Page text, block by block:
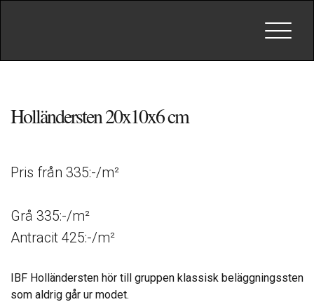
Toggle
Holländersten 20x10x6 cm
Pris från 335:-/m²
Grå 335:-/m²
Antracit 425:-/m²
IBF Holländersten hör till gruppen klassisk beläggningssten
som aldrig går ur modet.